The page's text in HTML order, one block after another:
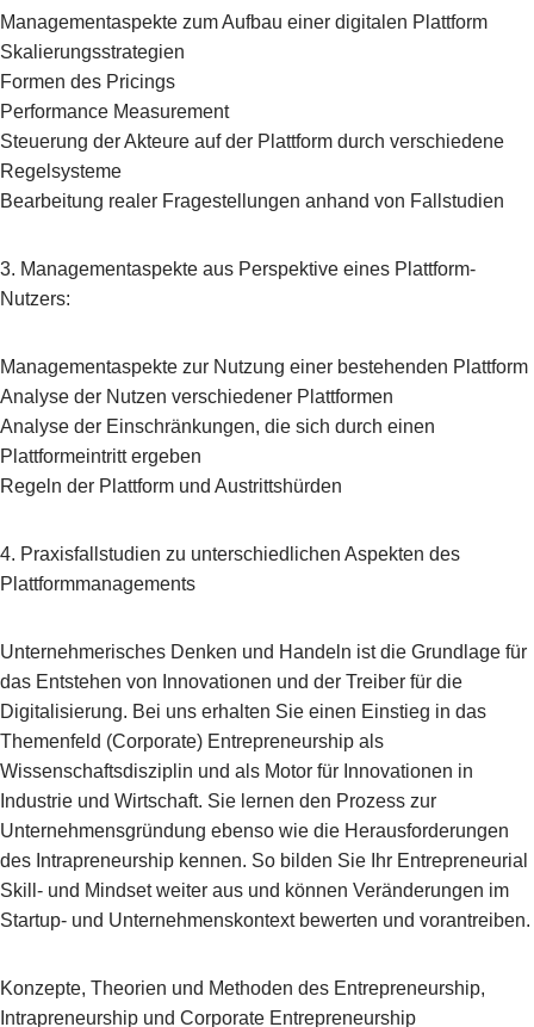
Managementaspekte zum Aufbau einer digitalen Plattform
Skalierungsstrategien
Formen des Pricings
Performance Measurement
Steuerung der Akteure auf der Plattform durch verschiedene
Regelsysteme
Bearbeitung realer Fragestellungen anhand von Fallstudien
3. Managementaspekte aus Perspektive eines Plattform-
Nutzers:
Managementaspekte zur Nutzung einer bestehenden Plattform
Analyse der Nutzen verschiedener Plattformen
Analyse der Einschränkungen, die sich durch einen
Plattformeintritt ergeben
Regeln der Plattform und Austrittshürden
4. Praxisfallstudien zu unterschiedlichen Aspekten des
Plattformmanagements
Unternehmerisches Denken und Handeln ist die Grundlage für
das Entstehen von Innovationen und der Treiber für die
Digitalisierung. Bei uns erhalten Sie einen Einstieg in das
Themenfeld (Corporate) Entrepreneurship als
Wissenschaftsdisziplin und als Motor für Innovationen in
Industrie und Wirtschaft. Sie lernen den Prozess zur
Unternehmensgründung ebenso wie die Herausforderungen
des Intrapreneurship kennen. So bilden Sie Ihr Entrepreneurial
Skill- und Mindset weiter aus und können Veränderungen im
Startup- und Unternehmenskontext bewerten und vorantreiben.
Konzepte, Theorien und Methoden des Entrepreneurship,
Intrapreneurship und Corporate Entrepreneurship